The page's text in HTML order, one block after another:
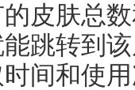
皮肤总
跳转到
间和使